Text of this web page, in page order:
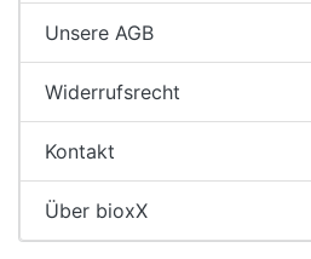
Unsere AGB
Widerrufsrecht
Kontakt
Über bioxX